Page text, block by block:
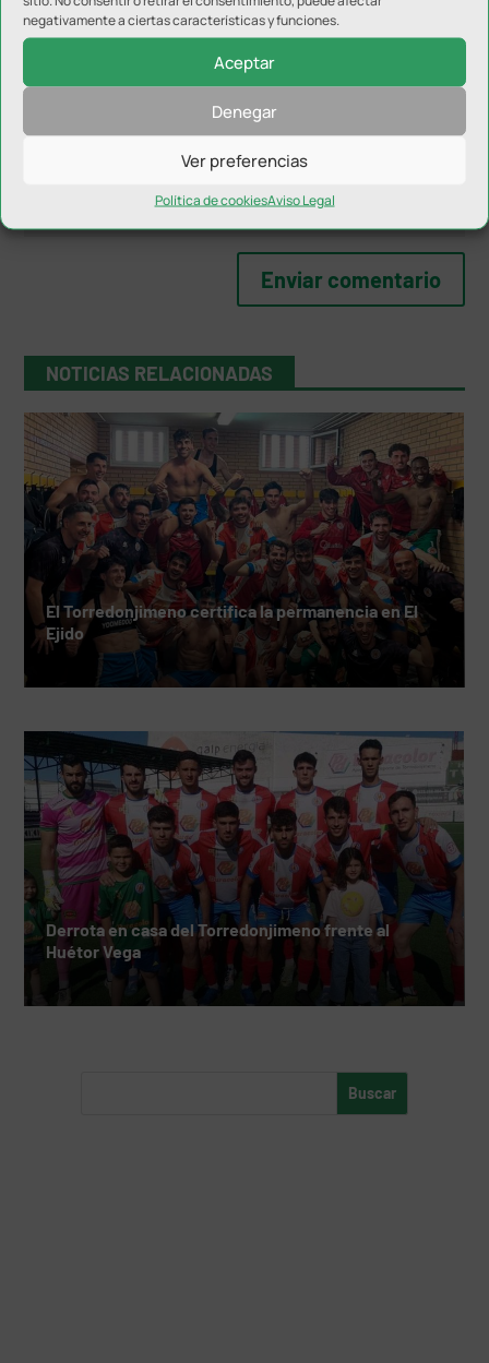
negativamente a ciertas características y funciones.
Aceptar
Denegar
Ver preferencias
Política de cookiesAviso Legal
NOTICIAS RELACIONADAS
El Torredonjimeno certifica la permanencia en El
Ejido
Derrota en casa del Torredonjimeno frente al
Huétor Vega